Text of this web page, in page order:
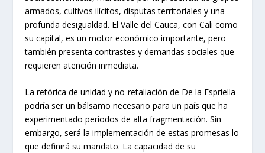
armados, cultivos ilícitos, disputas territoriales y una
profunda desigualdad. El Valle del Cauca, con Cali como
su capital, es un motor económico importante, pero
también presenta contrastes y demandas sociales que
requieren atención inmediata.
La retórica de unidad y no-retaliación de De la Espriella
podría ser un bálsamo necesario para un país que ha
experimentado periodos de alta fragmentación. Sin
embargo, será la implementación de estas promesas lo
que definirá su mandato. La capacidad de su